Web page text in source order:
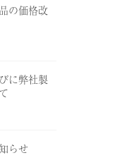
の価格改
に弊社製
らせ